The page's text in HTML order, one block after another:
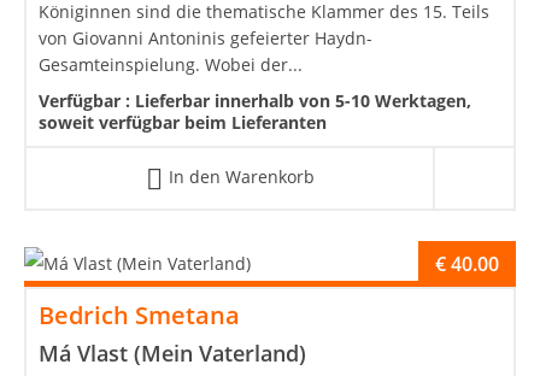
Königinnen sind die thematische Klammer des 15. Teils
von Giovanni Antoninis gefeierter Haydn-
Gesamteinspielung. Wobei der...
Verfügbar : Lieferbar innerhalb von 5-10 Werktagen,
soweit verfügbar beim Lieferanten
In den Warenkorb
Bedrich Smetana
Má Vlast (Mein Vaterland)
€40.00